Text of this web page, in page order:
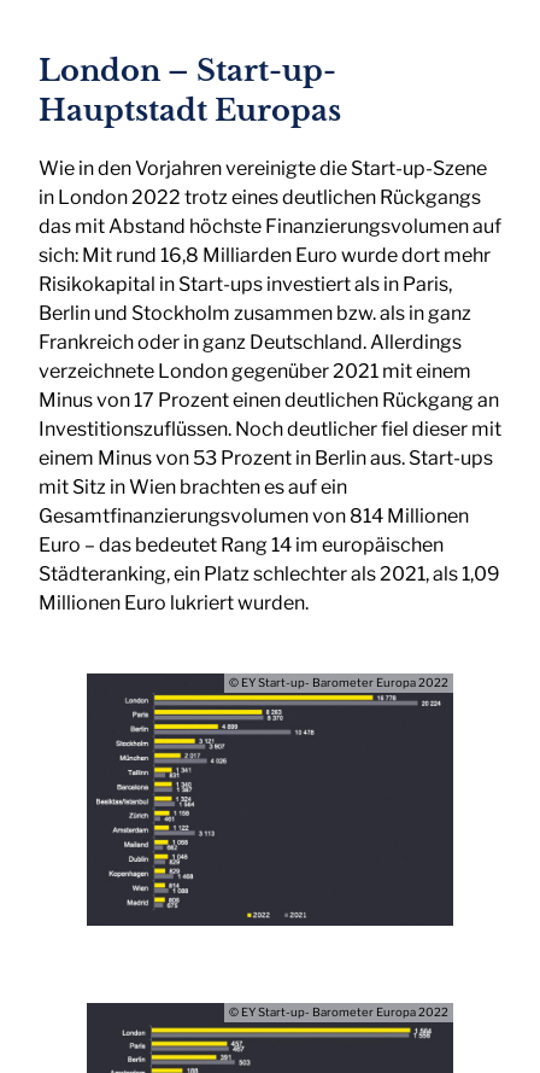
London – Start-up-
Hauptstadt Europas
Wie in den Vorjahren vereinigte die Start-up-Szene
in London 2022 trotz eines deutlichen Rückgangs
das mit Abstand höchste Finanzierungsvolumen auf
sich: Mit rund 16,8 Milliarden Euro wurde dort mehr
Risikokapital in Start-ups investiert als in Paris,
Berlin und Stockholm zusammen bzw. als in ganz
Frankreich oder in ganz Deutschland. Allerdings
verzeichnete London gegenüber 2021 mit einem
Minus von 17 Prozent einen deutlichen Rückgang an
Investitionszuflüssen. Noch deutlicher fiel dieser mit
einem Minus von 53 Prozent in Berlin aus. Start-ups
mit Sitz in Wien brachten es auf ein
Gesamtfinanzierungsvolumen von 814 Millionen
Euro – das bedeutet Rang 14 im europäischen
Städteranking, ein Platz schlechter als 2021, als 1,09
Millionen Euro lukriert wurden.
© EY Start-up- Barometer Europa 2022
© EY Start-up- Barometer Europa 2022